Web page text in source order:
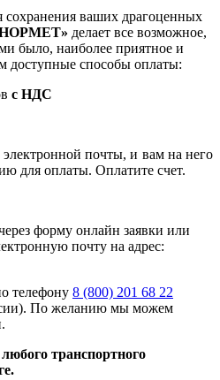
ваших драгоценных
делает все возможное,
было, наиболее приятное и
доступные способы оплаты:
с НДС
почты, и вам на него
для оплаты. Оплатите счет.
форму онлайн заявки или
почту на адрес:
телефону 8 (800) 201 68 22
По желанию мы можем
транспортного